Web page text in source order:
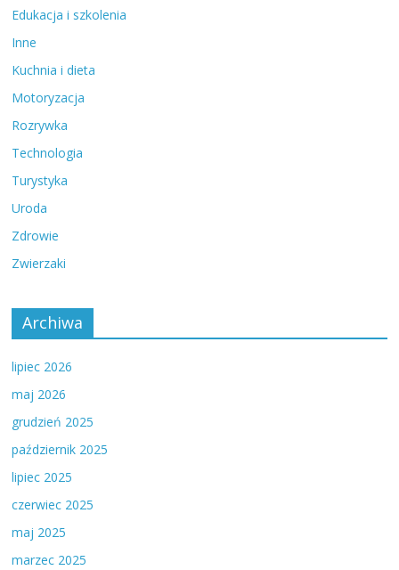
Edukacja i szkolenia
Inne
Kuchnia i dieta
Motoryzacja
Rozrywka
Technologia
Turystyka
Uroda
Zdrowie
Zwierzaki
Archiwa
lipiec 2026
maj 2026
grudzień 2025
październik 2025
lipiec 2025
czerwiec 2025
maj 2025
marzec 2025